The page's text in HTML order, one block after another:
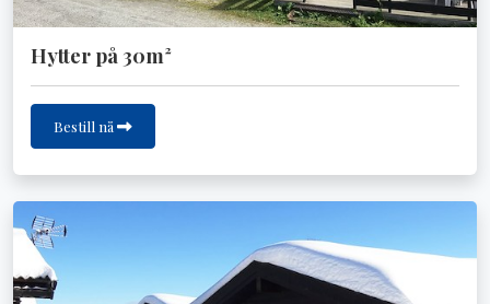
Hytter på 30m²
Bestill nå